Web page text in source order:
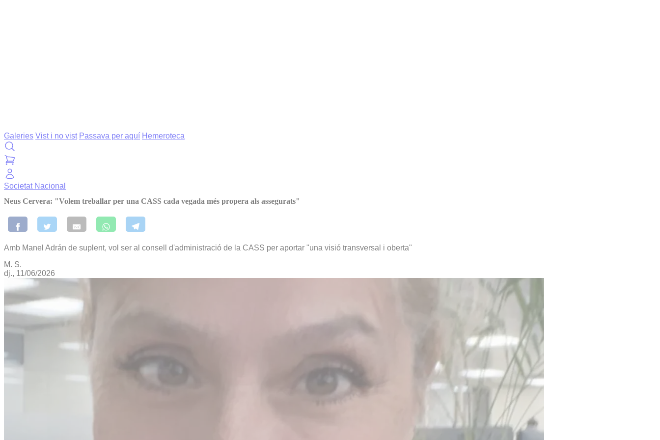
Galeries Vist i no vist Passava per aquí Hemeroteca
Societat Nacional
Neus Cervera: "Volem treballar per una CASS cada vegada més propera als assegurats"
Amb Manel Adrán de suplent, vol ser al consell d'administració de la CASS per aportar "una visió transversal i oberta"
M. S.
dj., 11/06/2026